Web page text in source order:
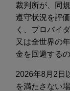
裁判所が、同
遵守状況を評
く、プロバイ
又は全世界の
金を回避する
2026年8月2日
を満たさない